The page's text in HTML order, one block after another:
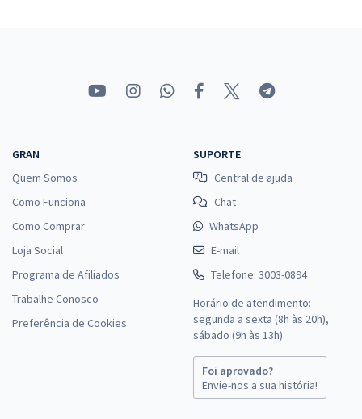
GRAN
Quem Somos
Como Funciona
Como Comprar
Loja Social
Programa de Afiliados
Trabalhe Conosco
Preferência de Cookies
SUPORTE
Central de ajuda
Chat
WhatsApp
E-mail
Telefone: 3003-0894
Horário de atendimento:
segunda a sexta (8h às 20h),
sábado (9h às 13h).
Foi aprovado?
Envie-nos a sua história!